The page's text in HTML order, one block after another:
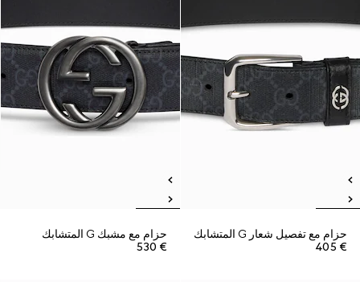
حزام مع تفصيل شعار G المتشابك
€ 405
حزام مع مشبك G المتشابك
€ 530